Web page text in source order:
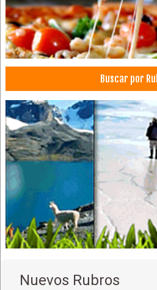
Médicos Odontólogos Radiólogos
Radiografías Dentales
Buscar por
Nuevos Rubros